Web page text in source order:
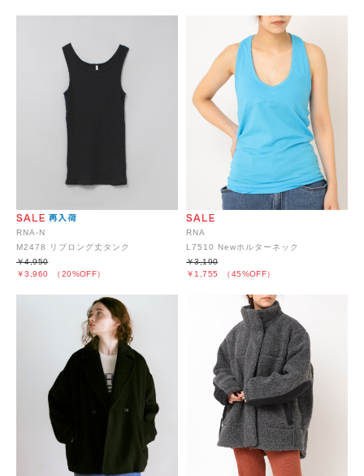
RNA-N
M2478 リブロング丈タンク
￥3,960 （20%OFF）
￥4,950
RNA
L7510 Newホルターネック
￥1,755 （45%OFF）
￥3,190